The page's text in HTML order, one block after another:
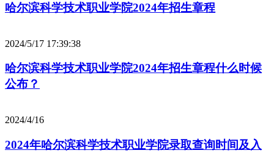
哈尔滨科学技术职业学院2024年招生章程
2024/5/17 17:39:38
哈尔滨科学技术职业学院2024年招生章程什么时候
公布？
2024/4/16
2024年哈尔滨科学技术职业学院录取查询时间及入